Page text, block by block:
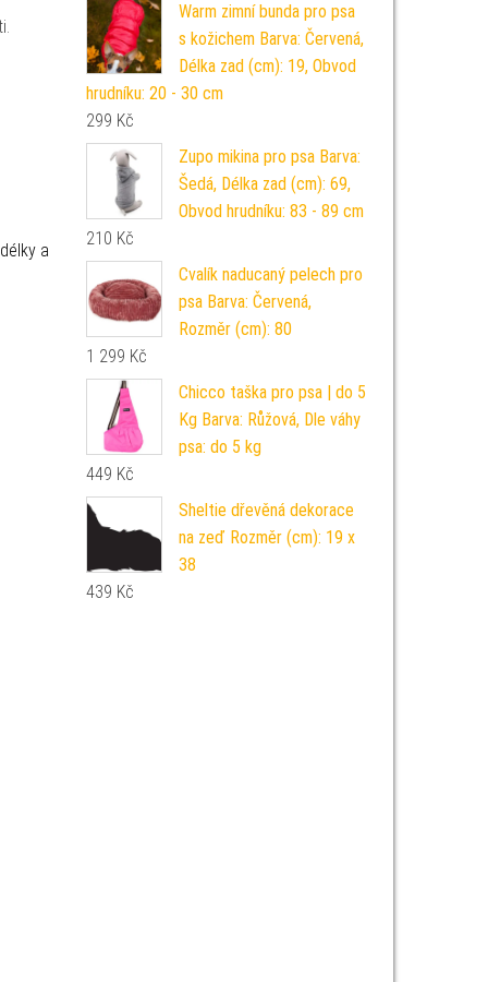
a
Warm zimní bunda pro psa
s kožichem Barva: Červená,
Délka zad (cm): 19, Obvod
hrudníku: 20 - 30 cm
299 Kč
Zupo mikina pro psa Barva:
Šedá, Délka zad (cm): 69,
Obvod hrudníku: 83 - 89 cm
210 Kč
Cvalík naducaný pelech pro
psa Barva: Červená,
Rozměr (cm): 80
1 299 Kč
Chicco taška pro psa | do 5
Kg Barva: Růžová, Dle váhy
psa: do 5 kg
449 Kč
Sheltie dřevěná dekorace
na zeď Rozměr (cm): 19 x
38
439 Kč